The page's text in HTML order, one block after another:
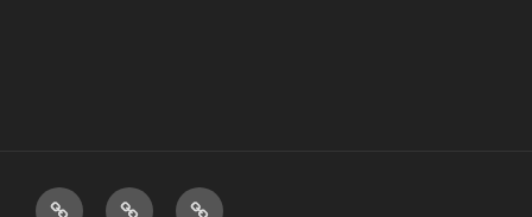
Home Over Disclaimer.